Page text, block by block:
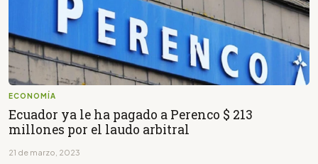
ECONOMÍA
Ecuador ya le ha pagado a Perenco $ 213
millones por el laudo arbitral
21 de marzo, 2023